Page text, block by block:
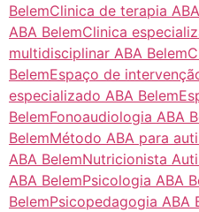
BelemClinica de terapia
ABA BelemClinica
multidisciplinar ABA Belem
BelemEspaço de
especializado ABA Belem
BelemFonoaudiologia ABA
BelemMétodo ABA para
ABA BelemNutricionista
ABA BelemPsicologia ABA
BelemPsicopedagogia ABA